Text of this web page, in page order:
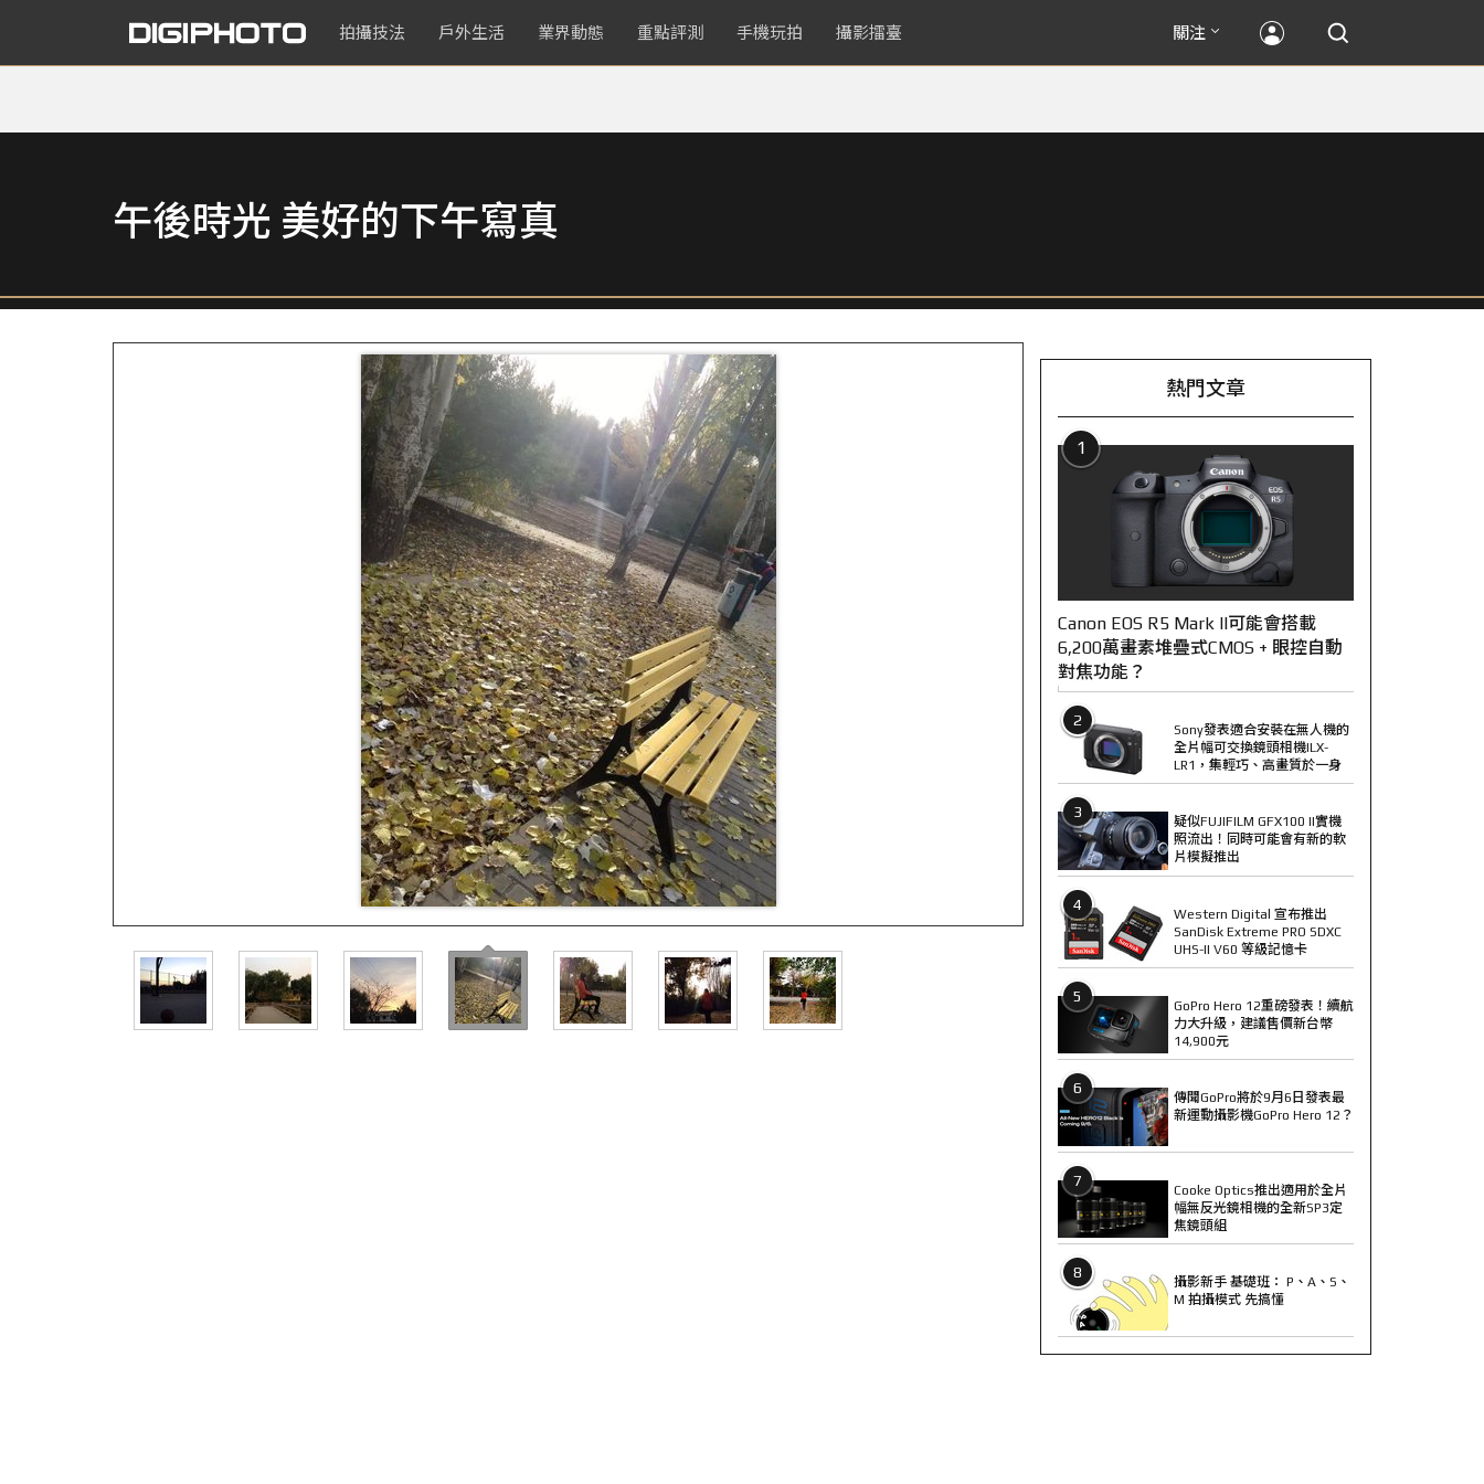
拍攝技法 戶外生活 業界動態 重點評測 手機玩拍 攝影擂臺 關注
午後時光 美好的下午寫真
熱門文章
1
Canon EOS R5 Mark II可能會搭載
6,200萬畫素堆疊式CMOS + 眼控自動
對焦功能？
2
Sony發表適合安裝在無人機的
全片幅可交換鏡頭相機ILX-
LR1，集輕巧、高畫質於一身
3
疑似FUJIFILM GFX100 II實機
照流出！同時可能會有新的軟
片模擬推出
4
Western Digital 宣布推出
SanDisk Extreme PRO SDXC
UHS-II V60 等級記憶卡
5
GoPro Hero 12重磅發表！續航
力大升級，建議售價新台幣
14,900元
6
傳聞GoPro將於9月6日發表最
新運動攝影機GoPro Hero 12？
7
Cooke Optics推出適用於全片
幅無反光鏡相機的全新SP3定
焦鏡頭組
8
攝影新手 基礎班： P、A、S、
M 拍攝模式 先搞懂